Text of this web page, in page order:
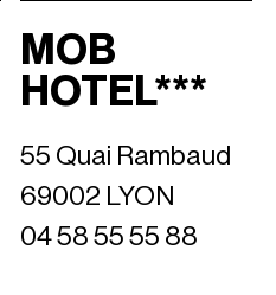
MOB
HOTEL***
55 Quai Rambaud
69002 LYON
04 58 55 55 88